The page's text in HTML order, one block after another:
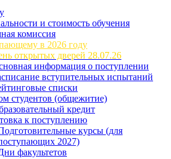
и стоимость обучения
комиссия
в 2026 году
открытых дверей 28.07.26
информация о поступлении
вступительных испытаний
списки
студентов (общежитие)
кредит
к поступлению
курсы (для
2027)
факультетов